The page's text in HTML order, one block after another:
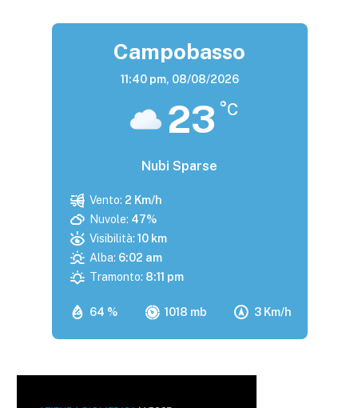
Campobasso
11:40 pm, 08/08/2026
23 °C
Nubi Sparse
64 % 1018 mb 3 Km/h
Vento: 2 Km/h
Nuvole: 47%
Visibilità: 10 km
Alba: 6:02 am
Tramonto: 8:11 pm